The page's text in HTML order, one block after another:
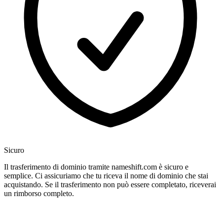
Sicuro
Il trasferimento di dominio tramite nameshift.com è sicuro e
semplice. Ci assicuriamo che tu riceva il nome di dominio che stai
acquistando. Se il trasferimento non può essere completato, riceverai
un rimborso completo.